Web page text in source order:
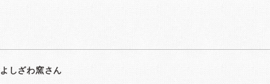
よしざわ窯さん